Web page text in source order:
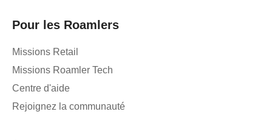
Pour les Roamlers
Missions Retail
Missions Roamler Tech
Centre d'aide
Rejoignez la communauté